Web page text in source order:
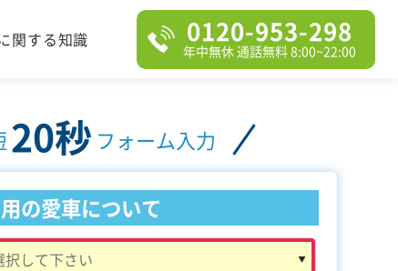
関する知識 0120-953-298
年中無休 通話無料 8:00~22:00
20秒 フォーム入力
の愛車について